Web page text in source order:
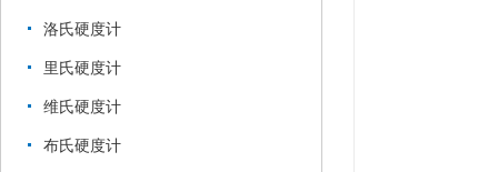
洛氏硬度计
里氏硬度计
维氏硬度计
布氏硬度计